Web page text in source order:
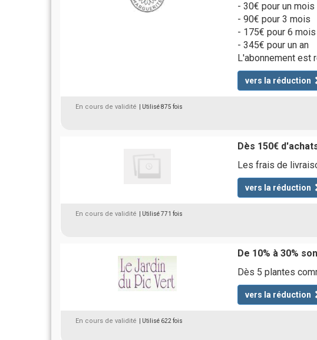
- 30€ pour un mois
- 90€ pour 3 mois
- 175€ pour 6 mois
- 345€ pour un an
L'abonnement est
vers la réduction
En cours de validité | Utilisé 875 fois
Dès 150€
Les frais de
vers la réduction
En cours de validité | Utilisé 771 fois
De 10% à 30%
Dès 5 plantes
vers la réduction
En cours de validité | Utilisé 622 fois